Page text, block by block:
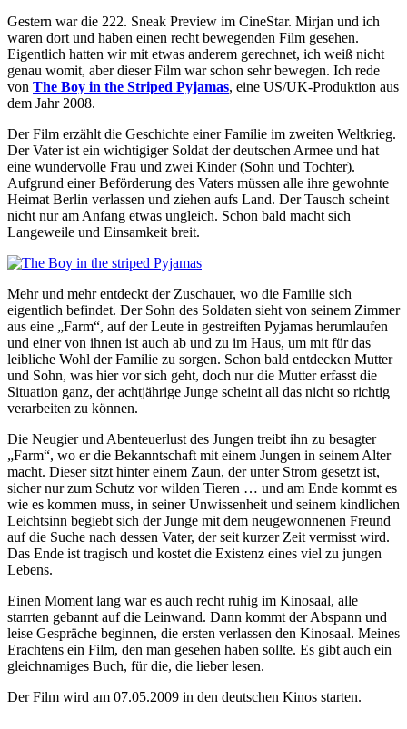
Gestern war die 222. Sneak Preview im CineStar. Mirjan und ich
waren dort und haben einen recht bewegenden Film gesehen.
Eigentlich hatten wir mit etwas anderem gerechnet, ich weiß nicht
genau womit, aber dieser Film war schon sehr bewegen. Ich rede
von The Boy in the Striped Pyjamas, eine US/UK-Produktion aus
dem Jahr 2008.
Der Film erzählt die Geschichte einer Familie im zweiten Weltkrieg.
Der Vater ist ein wichtigiger Soldat der deutschen Armee und hat
eine wundervolle Frau und zwei Kinder (Sohn und Tochter).
Aufgrund einer Beförderung des Vaters müssen alle ihre gewohnte
Heimat Berlin verlassen und ziehen aufs Land. Der Tausch scheint
nicht nur am Anfang etwas ungleich. Schon bald macht sich
Langeweile und Einsamkeit breit.
Mehr und mehr entdeckt der Zuschauer, wo die Familie sich
eigentlich befindet. Der Sohn des Soldaten sieht von seinem Zimmer
aus eine „Farm“, auf der Leute in gestreiften Pyjamas herumlaufen
und einer von ihnen ist auch ab und zu im Haus, um mit für das
leibliche Wohl der Familie zu sorgen. Schon bald entdecken Mutter
und Sohn, was hier vor sich geht, doch nur die Mutter erfasst die
Situation ganz, der achtjährige Junge scheint all das nicht so richtig
verarbeiten zu können.
Die Neugier und Abenteuerlust des Jungen treibt ihn zu besagter
„Farm“, wo er die Bekanntschaft mit einem Jungen in seinem Alter
macht. Dieser sitzt hinter einem Zaun, der unter Strom gesetzt ist,
sicher nur zum Schutz vor wilden Tieren … und am Ende kommt es
wie es kommen muss, in seiner Unwissenheit und seinem kindlichen
Leichtsinn begiebt sich der Junge mit dem neugewonnenen Freund
auf die Suche nach dessen Vater, der seit kurzer Zeit vermisst wird.
Das Ende ist tragisch und kostet die Existenz eines viel zu jungen
Lebens.
Einen Moment lang war es auch recht ruhig im Kinosaal, alle
starrten gebannt auf die Leinwand. Dann kommt der Abspann und
leise Gespräche beginnen, die ersten verlassen den Kinosaal. Meines
Erachtens ein Film, den man gesehen haben sollte. Es gibt auch ein
gleichnamiges Buch, für die, die lieber lesen.
Der Film wird am 07.05.2009 in den deutschen Kinos starten.